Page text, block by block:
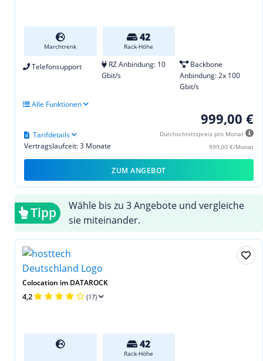
Marchtrenk
42
Rack-Höhe
Telefonsupport
RZ Anbindung: 10
Gbit/s
Backbone
Anbindung: 2x 100
Gbit/s
Alle Funktionen
999,00 €
Durchschnittspreis pro Monat
999,00 €/Monat
Vertragslaufzeit: 3 Monate
Tarifdetails
ZUM ANGEBOT
Tipp
Wähle bis zu 3 Angebote und vergleiche
sie miteinander.
Colocation im DATAROCK
4,2 (17)
42
Rack-Höhe